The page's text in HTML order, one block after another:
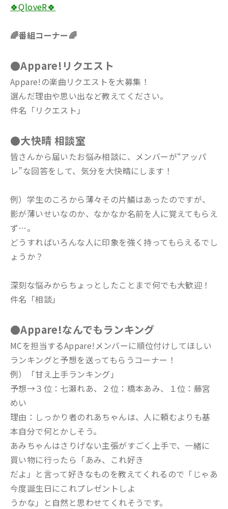
🍀QloveR🍀
🌈番組コーナー🌈
●Appare!リクエスト
Appare!の楽曲リクエストを大募集！
選んだ理由や思い出など教えてください。
件名「リクエスト」
●大快晴 相談室
皆さんから届いたお悩み相談に、メンバーが“アッパ
レ”な回答をして、気分を大快晴にします！
例）学生のころから薄々その片鱗はあったのですが、
影が薄いせいなのか、なかなか名前を人に覚えてもらえ
ず…。
どうすればいろんな人に印象を強く持ってもらえるでし
ょうか？
深刻な悩みからちょっとしたことまで何でも大歓迎！
件名「相談」
●Appare!なんでもランキング
MCを担当するAppare!メンバーに順位付けしてほしい
ランキングと予想を送ってもらうコーナー！
例）「甘え上手ランキング」
予想→３位：七瀬れあ、２位：橋本あみ、１位：藤宮
めい
理由：しっかり者のれあちゃんは、人に頼むよりも基
本自分で何とかしそう。
あみちゃんはさりげない主張がすごく上手で、一緒に
買い物に行ったら「あみ、これ好き
だよ」と言って好きなものを教えてくれるので「じゃあ
今度誕生日にこれプレゼントしよ
うかな」と自然と思わせてくれそうです。